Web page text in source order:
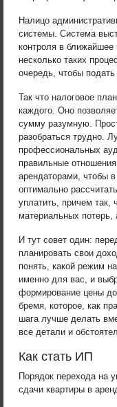
Налицо
системы. Система
контроля в
несколько таких
очередь, чтобы подать
Так что налоговое
каждого. Оно
сумму разумную.
разобраться трудно.
профессиональных
правильные
арендаторами, чтобы
оптимально
уплатить, причем так,
материальных
И тут совет один:
планировать свои
понять, какой режим
именно для вас, и
формирование цены
бремя, которое, как
шага лучше делать
все детали и
Как стать ИП
Порядок перехода на
сдачи квартиры в